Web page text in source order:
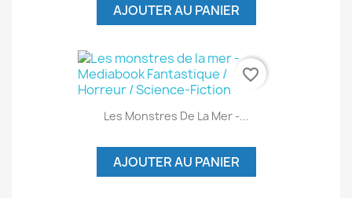
AJOUTER AU PANIER
Les Monstres De La Mer -...
AJOUTER AU PANIER
favorite_border